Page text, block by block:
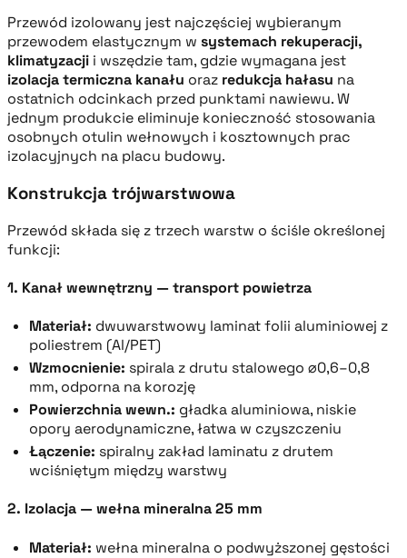
Przewód izolowany jest najczęściej wybieranym
przewodem elastycznym w systemach rekuperacji,
klimatyzacji i wszędzie tam, gdzie wymagana jest
izolacja termiczna kanału oraz redukcja hałasu na
ostatnich odcinkach przed punktami nawiewu. W
jednym produkcie eliminuje konieczność stosowania
osobnych otulin wełnowych i kosztownych prac
izolacyjnych na placu budowy.
Konstrukcja trójwarstwowa
Przewód składa się z trzech warstw o ściśle określonej
funkcji:
1. Kanał wewnętrzny — transport powietrza
Materiał: dwuwarstwowy laminat folii aluminiowej z
poliestrem (Al/PET)
Wzmocnienie: spirala z drutu stalowego ⌀0,6–0,8
mm, odporna na korozję
Powierzchnia wewn.: gładka aluminiowa, niskie
opory aerodynamiczne, łatwa w czyszczeniu
Łączenie: spiralny zakład laminatu z drutem
wciśniętym między warstwy
2. Izolacja — wełna mineralna 25 mm
Materiał: wełna mineralna o podwyższonej gęstości